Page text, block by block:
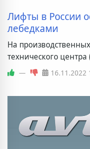
Лифты в России
лебедками
На
технического
— 16.11.2022